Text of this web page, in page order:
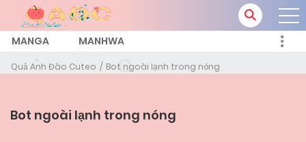
MANGA MANHWA
Quả Anh Đào Cuteo Bot ngoài lạnh trong nóng
Bot ngoài lạnh trong nóng